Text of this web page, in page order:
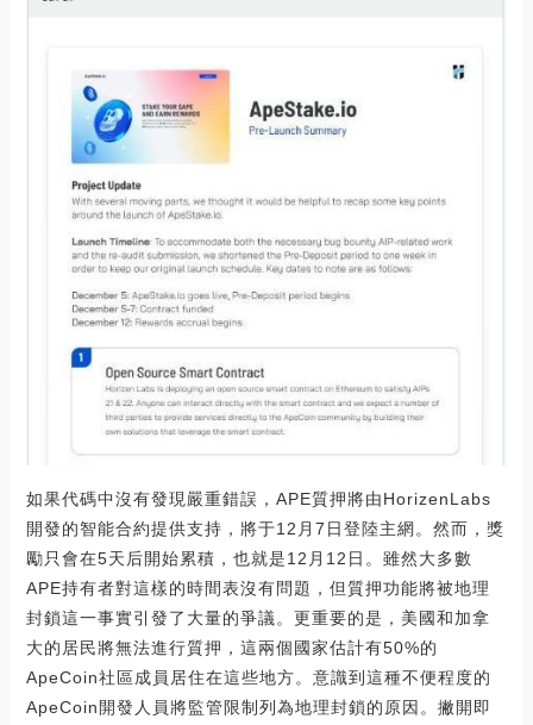
如果代碼中沒有發現嚴重錯誤，APE質押將由HorizenLabs
開發的智能合約提供支持，將于12月7日登陸主網。然而，獎
勵只會在5天后開始累積，也就是12月12日。雖然大多數
APE持有者對這樣的時間表沒有問題，但質押功能將被地理
封鎖這一事實引發了大量的爭議。更重要的是，美國和加拿
大的居民將無法進行質押，這兩個國家估計有50%的
ApeCoin社區成員居住在這些地方。意識到這種不便程度的
ApeCoin開發人員將監管限制列為地理封鎖的原因。撇開即